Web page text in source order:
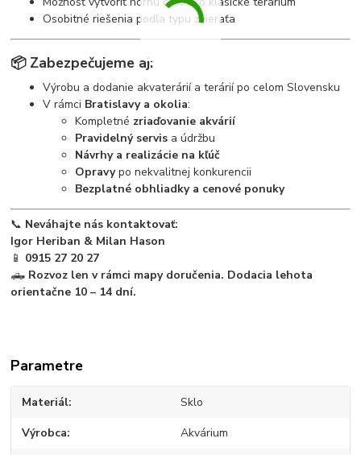
Osobitné riešenia podľa typu zvieraťa
📦 Zabezpečujeme aj:
Výrobu a dodanie akvaterárií a terárií po celom Slovensku
V rámci Bratislavy a okolia:
Kompletné zriaďovanie akvárií
Pravidelný servis a údržbu
Návrhy a realizácie na kľúč
Opravypo nekvalitnej konkurencii
Bezplatné obhliadky a cenové ponuky
📞 Neváhajte nás kontaktovať:
Igor Heriban & Milan Hason
📱 0915 27 20 27
🛻 Rozvoz len v rámci mapy doručenia. Dodacia lehota
orientačne 10 – 14 dní.
Parametre
Materiál Sklo
Výrobca Akvárium